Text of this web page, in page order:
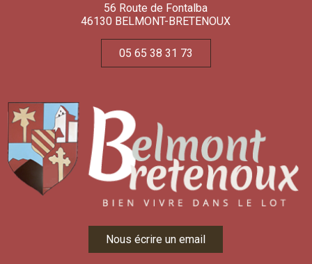
56 Route de Fontalba
46130 BELMONT-BRETENOUX
05 65 38 31 73
Nous écrire un email